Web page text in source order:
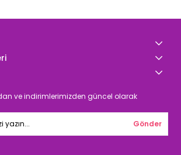
ve indirimlerimizden güncel olarak
Gönder